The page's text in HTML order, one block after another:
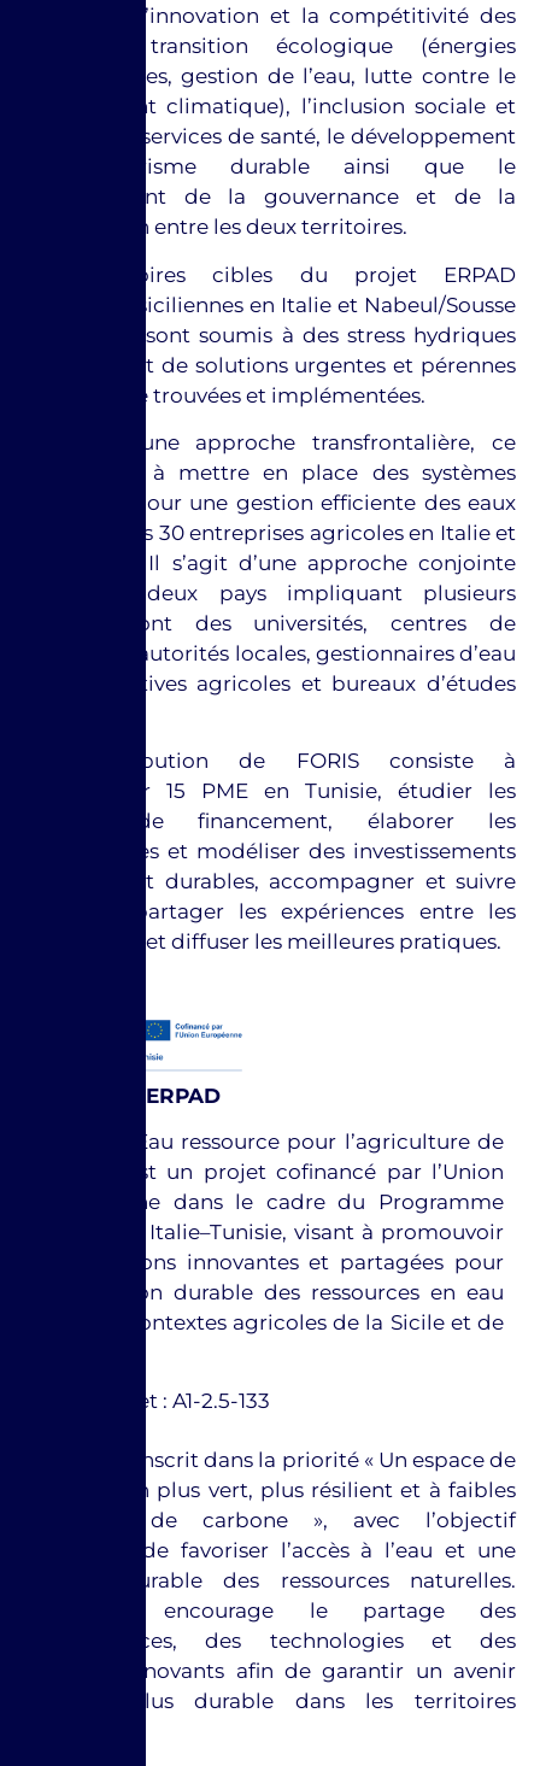
telles que l’innovation et la compétitivité des
PME, la transition écologique (énergies
renouvelables, gestion de l’eau, lutte contre le
changement climatique), l’inclusion sociale et
l’accès aux services de santé, le développement
d’un tourisme durable ainsi que le
renforcement de la gouvernance et de la
coopération entre les deux territoires.
Les territoires cibles du projet ERPAD
(provinces siciliennes en Italie et Nabeul/Sousse
en Tunisie) sont soumis à des stress hydriques
croissants et de solutions urgentes et pérennes
doivent être trouvées et implémentées.
A travers une approche transfrontalière, ce
projet vise à mettre en place des systèmes
innovants pour une gestion efficiente des eaux
au profit des 30 entreprises agricoles en Italie et
en Tunisie. Il s’agit d’une approche conjointe
entre les deux pays impliquant plusieurs
acteurs dont des universités, centres de
recherche, autorités locales, gestionnaires d’eau
et coopératives agricoles et bureaux d’études
La contribution de FORIS consiste à
sélectionner 15 PME en Tunisie, étudier les
besoins de financement, élaborer les
programmes et modéliser des investissements
innovants et durables, accompagner et suivre
les PME, partager les expériences entre les
partenaires et diffuser les meilleures pratiques.
Zoom Sur ERPAD
ERPAD – Eau ressource pour l’agriculture de
demain est un projet cofinancé par l’Union
européenne dans le cadre du Programme
INTERREG Italie–Tunisie, visant à promouvoir
des solutions innovantes et partagées pour
une gestion durable des ressources en eau
dans les contextes agricoles de la Sicile et de
Code projet : A1-2.5-133
Le projet s’inscrit dans la priorité « Un espace de
coopération plus vert, plus résilient et à faibles
émissions de carbone », avec l’objectif
spécifique de favoriser l’accès à l’eau et une
gestion durable des ressources naturelles.
L’initiative encourage le partage des
connaissances, des technologies et des
modèles innovants afin de garantir un avenir
agricole plus durable dans les territoires